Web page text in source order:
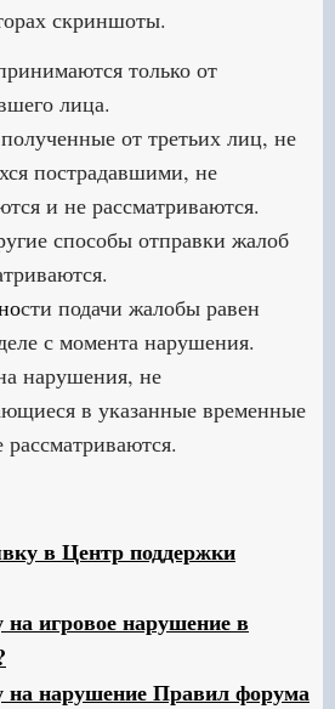
скриншоты.
только от
лица.
от третьих лиц, не
пострадавшими, не
и не рассматриваются.
способы отправки жалоб
сти подачи жалобы равен
с момента нарушения.
нарушения, не
в указанные временные
в Центр поддержки
игровое нарушение в
на нарушение Правил форума